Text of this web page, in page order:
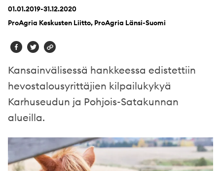
01.01.2019-31.12.2020
ProAgria Keskusten Liitto, ProAgria Länsi-Suomi
Kansainvälisessä hankkeessa edistettiin
hevostalousyrittäjien kilpailukykyä
Karhuseudun ja Pohjois-Satakunnan
alueilla.